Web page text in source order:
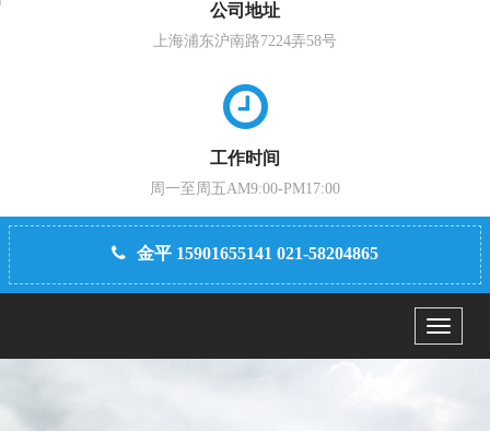
公司地址
上海浦东沪南路7224弄58号
工作时间
周一至周五AM9:00-PM17:00
Menu
金平 15901655141 021-58204865